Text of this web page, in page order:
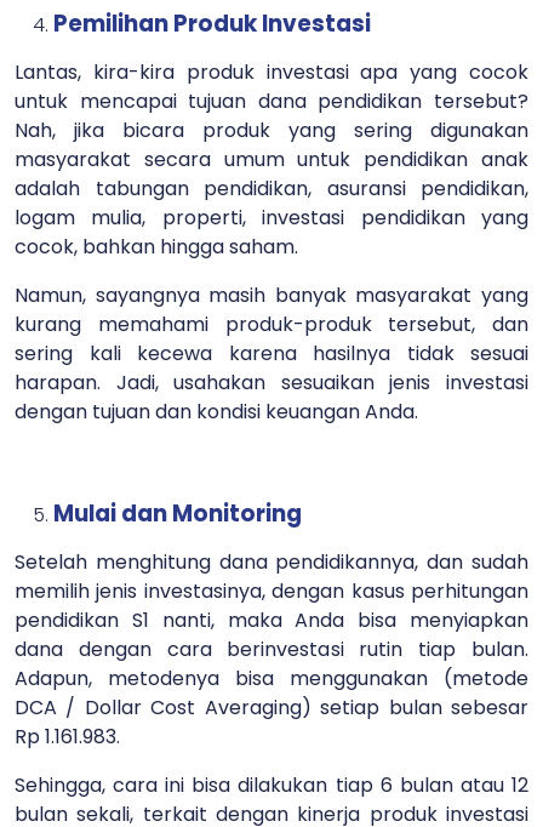
Pemilihan Produk Investasi
Lantas, kira-kira produk investasi apa yang cocok
untuk mencapai tujuan dana pendidikan tersebut?
Nah, jika bicara produk yang sering digunakan
masyarakat secara umum untuk pendidikan anak
adalah tabungan pendidikan, asuransi pendidikan,
logam mulia, properti, investasi pendidikan yang
cocok, bahkan hingga saham.
Namun, sayangnya masih banyak masyarakat yang
kurang memahami produk-produk tersebut, dan
sering kali kecewa karena hasilnya tidak sesuai
harapan. Jadi, usahakan sesuaikan jenis investasi
dengan tujuan dan kondisi keuangan Anda.
Mulai dan Monitoring
Setelah menghitung dana pendidikannya, dan sudah
memilih jenis investasinya, dengan kasus perhitungan
pendidikan S1 nanti, maka Anda bisa menyiapkan
dana dengan cara berinvestasi rutin tiap bulan.
Adapun, metodenya bisa menggunakan (metode
DCA / Dollar Cost Averaging) setiap bulan sebesar
Rp 1.161.983.
Sehingga, cara ini bisa dilakukan tiap 6 bulan atau 12
bulan sekali, terkait dengan kinerja produk investasi